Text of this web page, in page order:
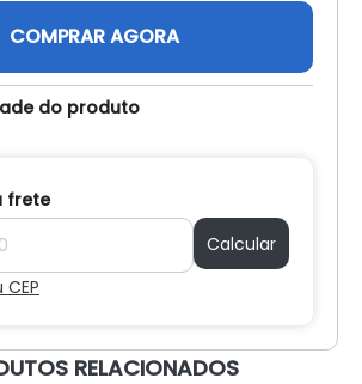
COMPRAR AGORA
do produto
frete
Calcular
RELACIONADOS